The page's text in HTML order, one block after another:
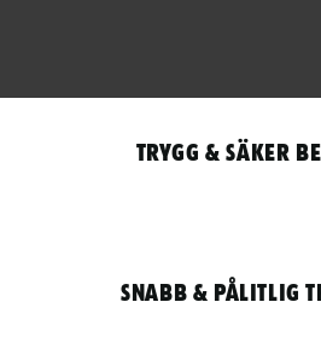
Trygg & säker
Snabb & pålitlig